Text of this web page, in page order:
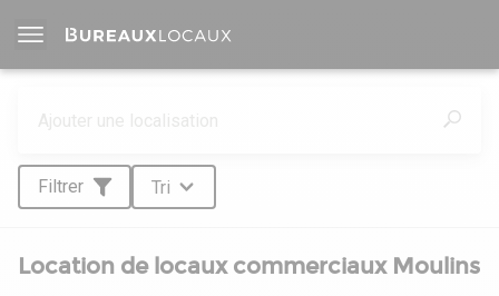
Filtrer Tri
Location de locaux commerciaux Moulins